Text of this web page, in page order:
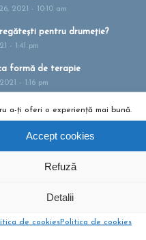
a-ți oferi o experiență mai bună.
Accept cookies
Refuză
Detalii
de cookiesPolitica de cookies
2021 - 10:10 am
pentru drumeție?
- 1:41 pm
formă de terapie
- 1:16 pm
pentru familii!
2020 - 5:21 pm
rucsacul într-o drumeție de o zi?